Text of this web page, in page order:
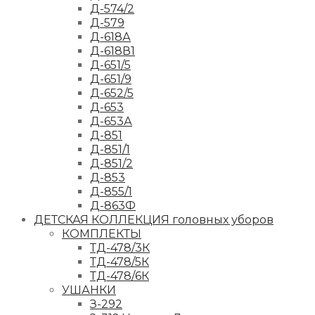
Д-574/2
Д-579
Д-618А
Д-618В1
Д-651/5
Д-651/9
Д-652/5
Д-653
Д-653А
Д-851
Д-851/1
Д-851/2
Д-853
Д-855/1
Д-863Ф
ДЕТСКАЯ КОЛЛЕКЦИЯ головных уборов
КОМПЛЕКТЫ
ТД-478/3К
ТД-478/5К
ТД-478/6К
УШАНКИ
З-292